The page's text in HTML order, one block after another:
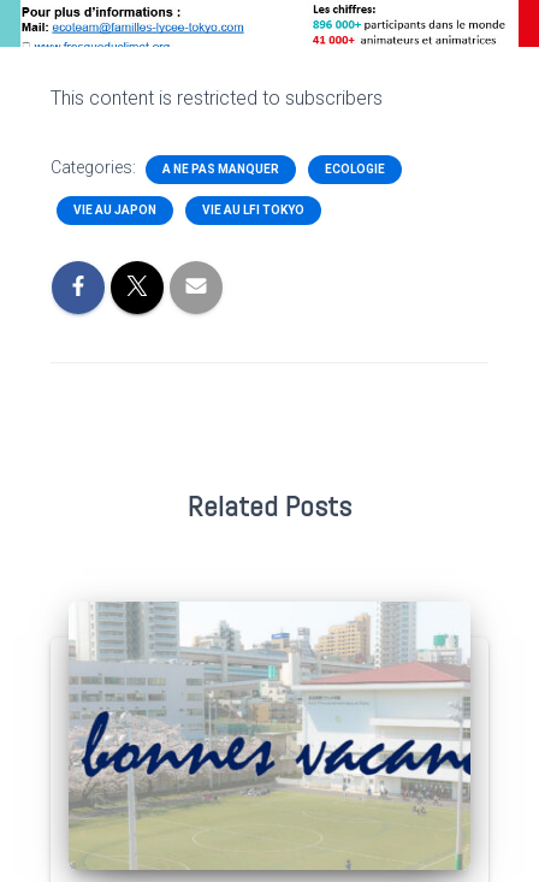
This content is restricted to subscribers
Categories: A NE PAS MANQUER ECOLOGIE
VIE AU JAPON VIE AU LFI TOKYO
Related Posts